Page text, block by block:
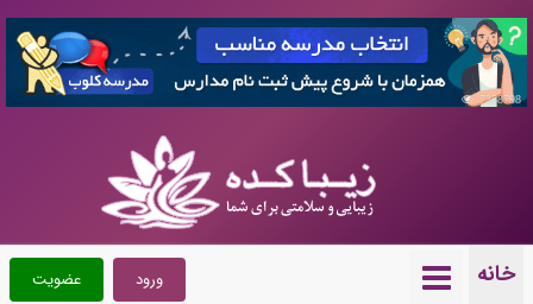
7358798
خانه عضویت ورود